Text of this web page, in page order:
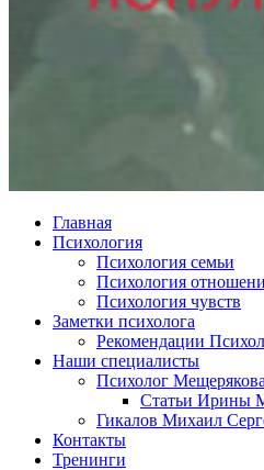
Главная
Психология
Психология семьи
Психология
Психология чувств
Заметки психолога
Рекомендации
Наши специалисты
Психолог
Статьи Ирины
Гикалов Михаил
Контакты
Тренинги